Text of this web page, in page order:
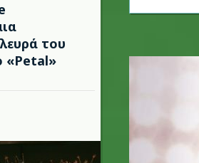
του
«Petal»